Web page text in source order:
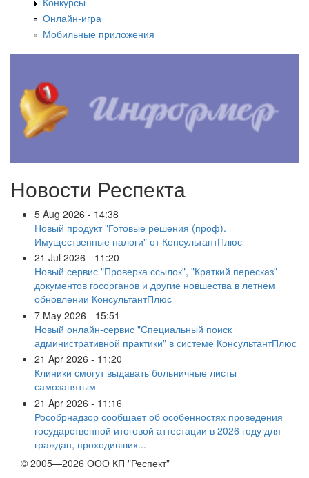
Онлайн-игра
Мобильные приложения
Новости Респекта
5 Aug 2026 - 14:38
Новый продукт "Готовые решения (проф).
Имущественные налоги" от КонсультантПлюс
21 Jul 2026 - 11:20
Новый сервис "Проверка ссылок", "Краткий пересказ"
документов госорганов и другие новшества в летнем
обновлении КонсультантПлюс
7 May 2026 - 15:51
Новый онлайн-сервис "Специальный поиск
административной практики" в системе КонсультантПлюс
21 Apr 2026 - 11:20
Клиники смогут выдавать больничные листы
самозанятым
21 Apr 2026 - 11:16
Рособрнадзор сообщает об особенностях проведения
государственной итоговой аттестации в 2026 году для
граждан, проходивших...
© 2005—2026 ООО КП "Респект"